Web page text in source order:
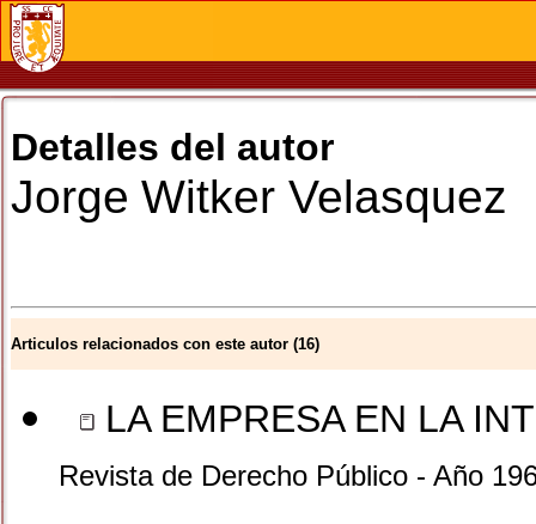
Detalles del autor
Jorge Witker Velasquez
Articulos relacionados con este autor (16)
LA EMPRESA EN LA
Revista de Derecho Público - Año